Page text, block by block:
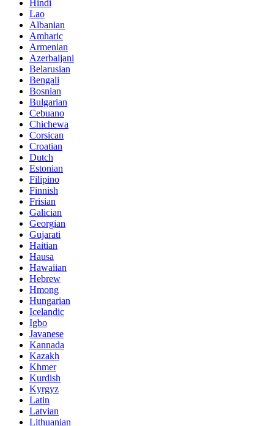
Hindi
Lao
Albanian
Amharic
Armenian
Azerbaijani
Belarusian
Bengali
Bosnian
Bulgarian
Cebuano
Chichewa
Corsican
Croatian
Dutch
Estonian
Filipino
Finnish
Frisian
Galician
Georgian
Gujarati
Haitian
Hausa
Hawaiian
Hebrew
Hmong
Hungarian
Icelandic
Igbo
Javanese
Kannada
Kazakh
Khmer
Kurdish
Kyrgyz
Latin
Latvian
Lithuanian